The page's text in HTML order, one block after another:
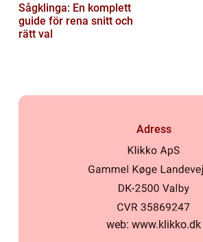
Sågklinga: En komplett
guide för rena snitt och
rätt val
Adress
web: www.klikko.dk